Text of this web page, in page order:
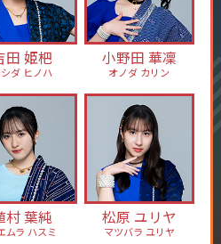
田 姫杷
ダ ヒノハ
小野田 華凜
オノダ カリン
村 葉純
ムラ ハスミ
松原 ユリヤ
マツバラ ユリヤ